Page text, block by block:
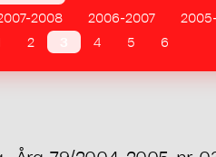
2008
2006-2007
2 4 5 6